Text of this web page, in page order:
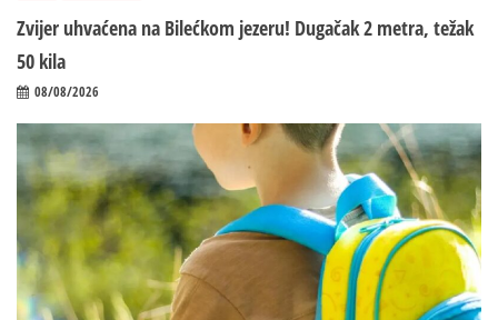
Zvijer uhvaćena na Bilećkom jezeru! Dugačak 2 metra, težak
50 kila
08/08/2026